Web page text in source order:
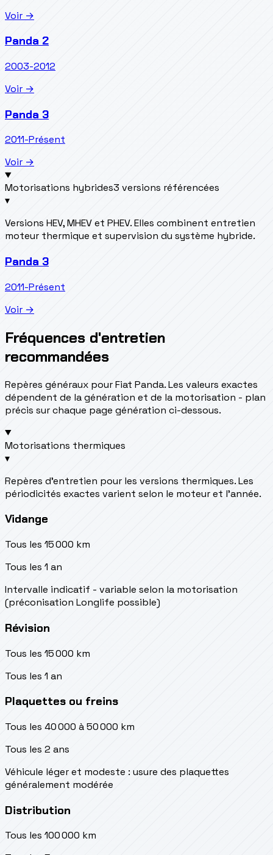
Voir →
Panda 2
2003-2012
Voir →
Panda 3
2011-Présent
Voir →
Motorisations hybrides3 versions référencées
▾
Versions HEV, MHEV et PHEV. Elles combinent entretien
moteur thermique et supervision du système hybride.
Panda 3
2011-Présent
Voir →
Fréquences d'entretien
recommandées
Repères généraux pour Fiat Panda. Les valeurs exactes
dépendent de la génération et de la motorisation - plan
précis sur chaque page génération ci-dessous.
Motorisations thermiques
▾
Repères d’entretien pour les versions thermiques. Les
périodicités exactes varient selon le moteur et l’année.
Vidange
Tous les 15 000 km
Tous les 1 an
Intervalle indicatif - variable selon la motorisation
(préconisation Longlife possible)
Révision
Tous les 15 000 km
Tous les 1 an
Plaquettes ou freins
Tous les 40 000 à 50 000 km
Tous les 2 ans
Véhicule léger et modeste : usure des plaquettes
généralement modérée
Distribution
Tous les 100 000 km